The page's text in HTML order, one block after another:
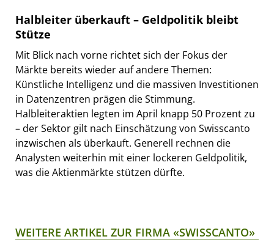
Halbleiter überkauft – Geldpolitik bleibt
Stütze
Mit Blick nach vorne richtet sich der Fokus der
Märkte bereits wieder auf andere Themen:
Künstliche Intelligenz und die massiven Investitionen
in Datenzentren prägen die Stimmung.
Halbleiteraktien legten im April knapp 50 Prozent zu
– der Sektor gilt nach Einschätzung von Swisscanto
inzwischen als überkauft. Generell rechnen die
Analysten weiterhin mit einer lockeren Geldpolitik,
was die Aktienmärkte stützen dürfte.
WEITERE ARTIKEL ZUR FIRMA «SWISSCANTO»